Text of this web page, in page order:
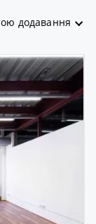
додавання